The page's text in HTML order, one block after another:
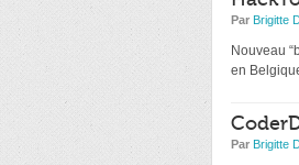
Par Brigitte
Nouveau
en
Par Brigitte